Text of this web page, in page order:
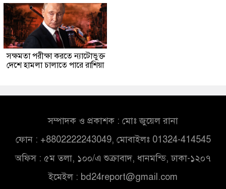
সক্ষমতা পরীক্ষা করতে ন্যাটোভুক্ত
দেশে হামলা চালাতে পারে রাশিয়া
সম্পাদক ও প্রকাশক : মোঃ জুয়েল রানা
ফোন : +8802222243049, মোবাইলঃ 01324-414545
অফিস : ৫ম তলা, ১০০/এ শুক্রাবাদ, ধানমন্ডি, ঢাকা-১২০৭
ইমেইল : bd24report@gmail.com